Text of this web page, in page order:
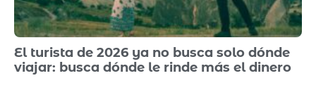
El turista de 2026 ya no busca solo dónde
viajar: busca dónde le rinde más el dinero